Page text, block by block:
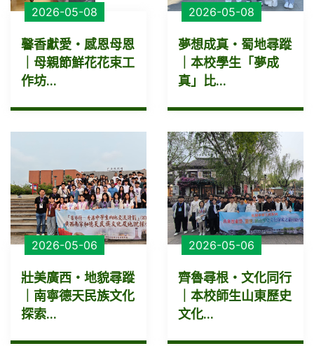
2026-05-08
馨香獻愛・感恩母恩
｜母親節鮮花花束工
作坊...
2026-05-08
夢想成真・蜀地尋蹤
｜本校學生「夢成
真」比...
2026-05-06
壯美廣西・地貌尋蹤
｜南寧德天民族文化
探索...
2026-05-06
齊魯尋根・文化同行
｜本校師生山東歷史
文化...